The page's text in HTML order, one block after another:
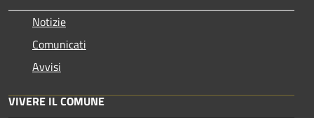
Notizie
Comunicati
Avvisi
VIVERE IL COMUNE